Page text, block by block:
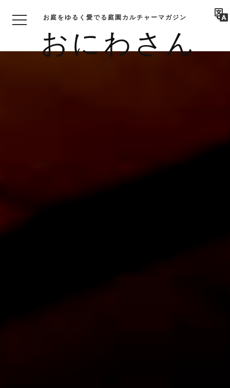
おにわさん
お庭をゆるく愛でる庭園カルチャーマガジン